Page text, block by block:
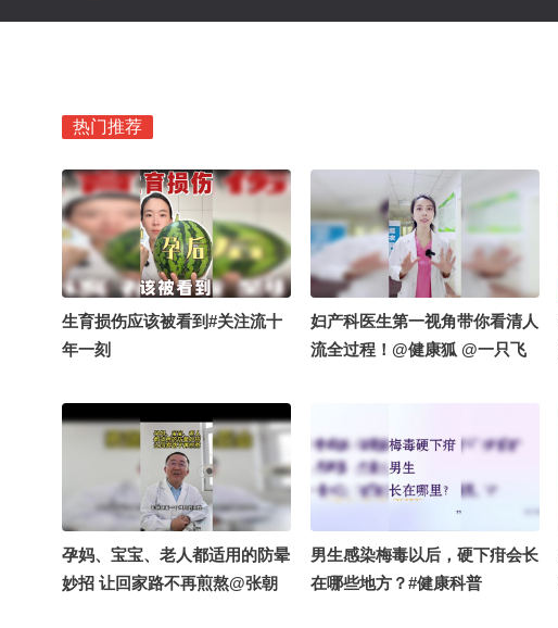
热门推荐
生育损伤应该被看到#关注流十
年一刻
妇产科医生第一视角带你看清人
流全过程！@健康狐 @一只飞
鼻喉刘医生 @注册营养师董文
翠 @嘿凤梨like @消化博士缪
医生 @一颗大萌叔 @谢老师说
药事 @崔强医生 @王思露营养
师 @小皮卡皮卡呀 #关注流
online营业中 #无痛人流
孕妈、宝宝、老人都适用的防晕
妙招 让回家路不再煎熬@张朝
男生感染梅毒以后，硬下疳会长
在哪些地方？#健康科普